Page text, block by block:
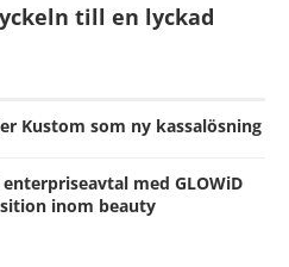
till en lyckad
Kustom som ny kassalösning
med GLOWiD
inom beauty